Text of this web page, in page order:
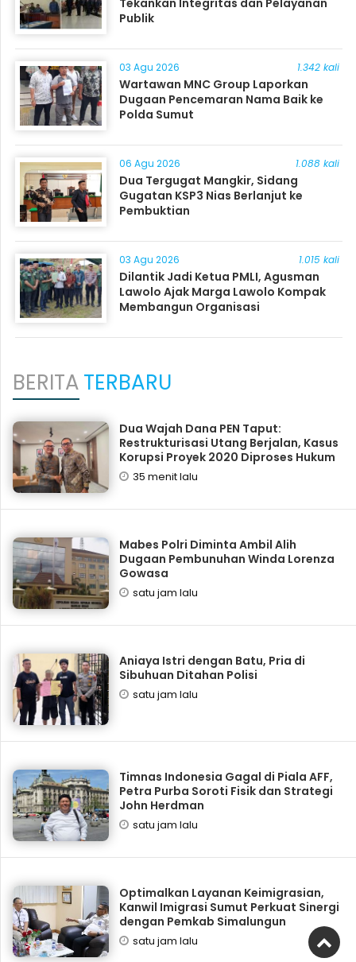
Publik
03 Agu 2026 1.342 kali
Wartawan MNC Group Laporkan
Dugaan Pencemaran Nama Baik ke
Polda Sumut
06 Agu 2026 1.088 kali
Dua Tergugat Mangkir, Sidang
Gugatan KSP3 Nias Berlanjut ke
Pembuktian
03 Agu 2026 1.015 kali
Dilantik Jadi Ketua PMLI, Agusman
Lawolo Ajak Marga Lawolo Kompak
Membangun Organisasi
BERITATERBARU
Dua Wajah Dana PEN Taput:
Restrukturisasi Utang Berjalan, Kasus
Korupsi Proyek 2020 Diproses Hukum
35 menit lalu
Mabes Polri Diminta Ambil Alih
Dugaan Pembunuhan Winda Lorenza
Gowasa
satu jam lalu
Aniaya Istri dengan Batu, Pria di
Sibuhuan Ditahan Polisi
satu jam lalu
Timnas Indonesia Gagal di Piala AFF,
Petra Purba Soroti Fisik dan Strategi
John Herdman
satu jam lalu
Optimalkan Layanan Keimigrasian,
Kanwil Imigrasi Sumut Perkuat Sinergi
dengan Pemkab Simalungun
satu jam lalu